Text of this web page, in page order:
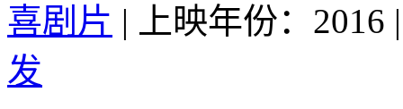
喜剧片 | 上映年份：2016 |
发